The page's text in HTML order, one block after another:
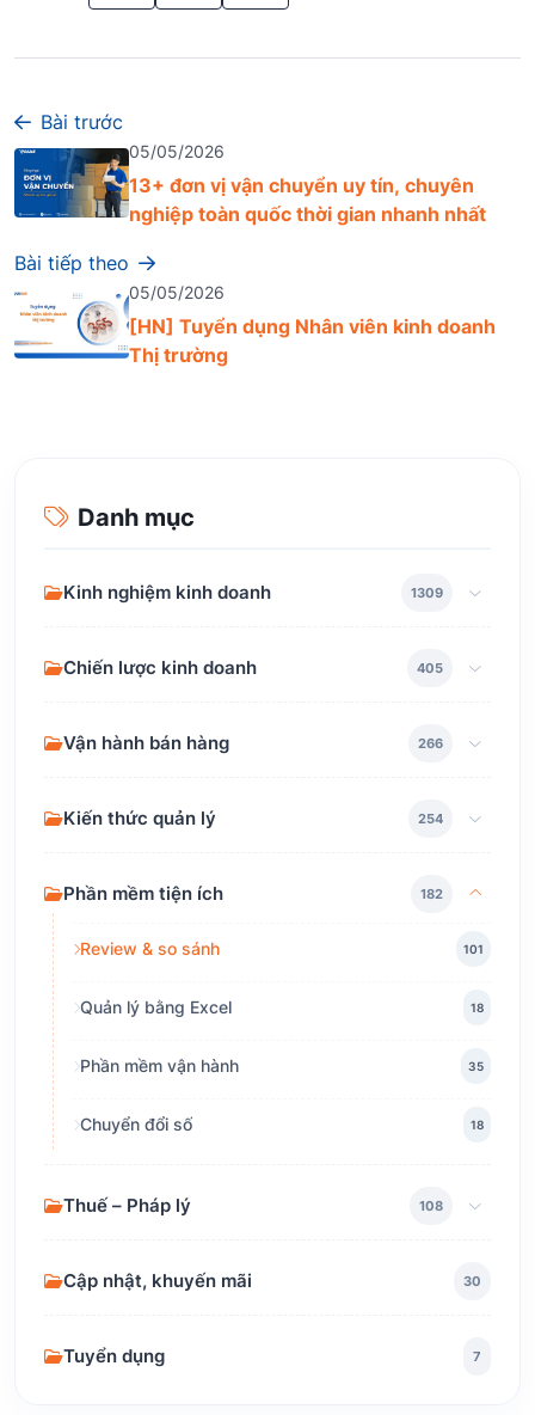
Bài trước
05/05/2026
13+ đơn vị vận chuyển uy tín, chuyên
nghiệp toàn quốc thời gian nhanh nhất
Bài tiếp theo
05/05/2026
[HN] Tuyển dụng Nhân viên kinh doanh
Thị trường
Danh mục
Kinh nghiệm kinh doanh 1309
Chiến lược kinh doanh 405
Vận hành bán hàng 266
Kiến thức quản lý 254
Phần mềm tiện ích 182
Review & so sánh 101
Quản lý bằng Excel 18
Phần mềm vận hành 35
Chuyển đổi số 18
Thuế – Pháp lý 108
Cập nhật, khuyến mãi 30
Tuyển dụng 7